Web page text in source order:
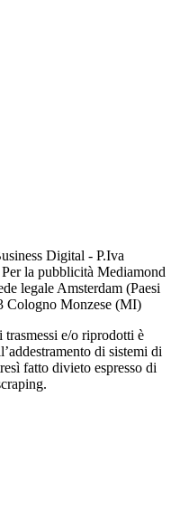
Digital - P.Iva
la pubblicità Mediamond
legale Amsterdam (Paesi
Cologno Monzese (MI)
e/o riprodotti è
di sistemi di
fatto divieto espresso di